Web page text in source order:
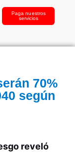
Paga nuestros
servicios
70%
según
reveló